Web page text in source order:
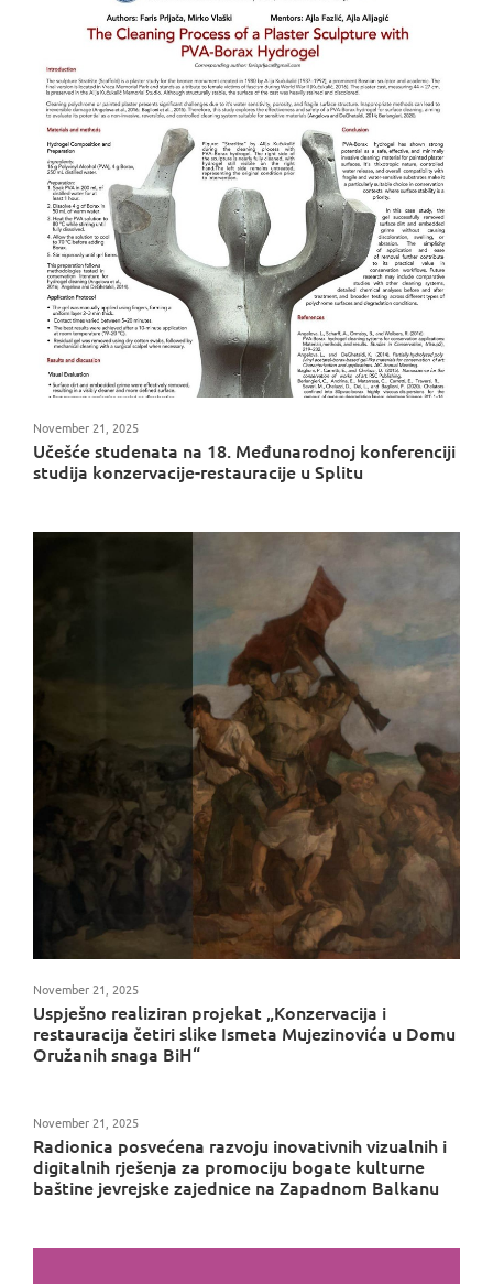
Učešće studenata na 18. Međunarodnoj konferenciji
studija konzervacije-restauracije u Splitu
November 21, 2025
Uspješno realiziran projekat „Konzervacija i
restauracija četiri slike Ismeta Mujezinovića u Domu
Oružanih snaga BiH“
November 21, 2025
Radionica posvećena razvoju inovativnih vizualnih i
digitalnih rješenja za promociju bogate kulturne
baštine jevrejske zajednice na Zapadnom Balkanu
November 21, 2025